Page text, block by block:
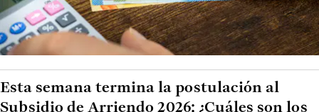
Esta semana termina la postulación al
Subsidio de Arriendo 2026: ¿Cuáles son los